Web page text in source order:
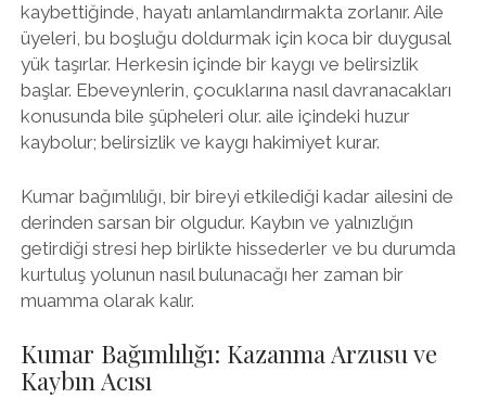
kaybettiğinde, hayatı anlamlandırmakta zorlanır. Aile
üyeleri, bu boşluğu doldurmak için koca bir duygusal
yük taşırlar. Herkesin içinde bir kaygı ve belirsizlik
başlar. Ebeveynlerin, çocuklarına nasıl davranacakları
konusunda bile şüpheleri olur. aile içindeki huzur
kaybolur; belirsizlik ve kaygı hakimiyet kurar.
Kumar bağımlılığı, bir bireyi etkilediği kadar ailesini de
derinden sarsan bir olgudur. Kaybın ve yalnızlığın
getirdiği stresi hep birlikte hissederler ve bu durumda
kurtuluş yolunun nasıl bulunacağı her zaman bir
muamma olarak kalır.
Kumar Bağımlılığı: Kazanma Arzusu ve
Kaybın Acısı